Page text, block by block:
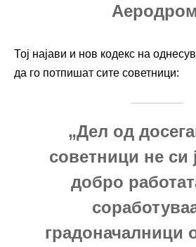
Тој најави и нов кодекс на
да го потпишат сите советници:
„Дел од
советници не си
добро
градоначалници